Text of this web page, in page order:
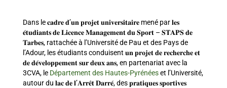
Dans le 𝐜𝐚𝐝𝐫𝐞 𝐝’𝐮𝐧 𝐩𝐫𝐨𝐣𝐞𝐭 𝐮𝐧𝐢𝐯𝐞𝐫𝐬𝐢𝐭𝐚𝐢𝐫𝐞 mené par 𝐥𝐞𝐬
𝐞́𝐭𝐮𝐝𝐢𝐚𝐧𝐭𝐬 𝐝𝐞 𝐋𝐢𝐜𝐞𝐧𝐜𝐞 𝐌𝐚𝐧𝐚𝐠𝐞𝐦𝐞𝐧𝐭 𝐝𝐮 𝐒𝐩𝐨𝐫𝐭 – 𝐒𝐓𝐀𝐏𝐒 𝐝𝐞
𝐓𝐚𝐫𝐛𝐞𝐬, rattachée à l’Université de Pau et des Pays de
l’Adour, les étudiants conduisent 𝐮𝐧 𝐩𝐫𝐨𝐣𝐞𝐭 𝐝𝐞 𝐫𝐞𝐜𝐡𝐞𝐫𝐜𝐡𝐞 𝐞𝐭
𝐝𝐞 𝐝𝐞́𝐯𝐞𝐥𝐨𝐩𝐩𝐞𝐦𝐞𝐧𝐭 𝐬𝐮𝐫 𝐝𝐞𝐮𝐱 𝐚𝐧𝐬, en partenariat avec la
3CVA, le Département des Hautes-Pyrénéeset l’Université,
autour du 𝐥𝐚𝐜 𝐝𝐞 𝐥’𝐀𝐫𝐫𝐞̂𝐭 𝐃𝐚𝐫𝐫𝐞́, des 𝐩𝐫𝐚𝐭𝐢𝐪𝐮𝐞𝐬 𝐬𝐩𝐨𝐫𝐭𝐢𝐯𝐞𝐬